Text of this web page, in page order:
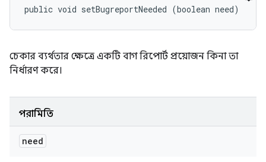
public void setBugreportNeeded (boolean need)
চেকার ব্যর্থতার ক্ষেত্রে একটি বাগ রিপোর্ট প্রয়োজন কিনা তা
নির্ধারণ করে।
পরামিতি
need